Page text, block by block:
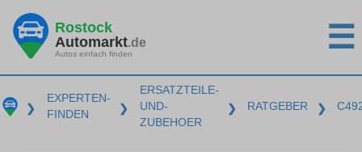
Rostock
Automarkt.de
Autos einfach finden ☰
❯
EXPERTEN-
FINDEN
❯
ERSATZTEILE-
UND-
ZUBEHOER
❯ RATGEBER ❯